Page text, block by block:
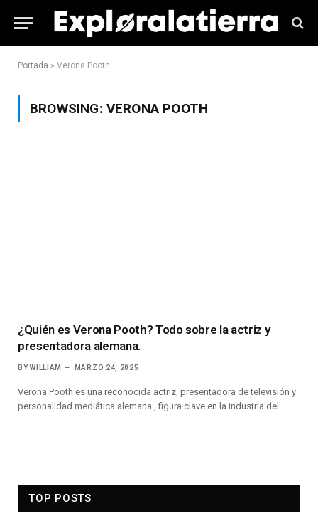
Portada » Verona Pooth
BROWSING: VERONA POOTH
¿Quién es Verona Pooth? Todo sobre la actriz y
presentadora alemana.
BY WILLIAM MARZO 24, 2025
Verona Pooth es una reconocida actriz, presentadora de televisión y
personalidad mediática alemana , figura clave en la industria del…
TOP POSTS